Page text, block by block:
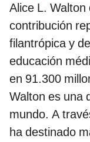
Alice L.
contribución
filantrópica y
educación
en 91.300
Walton es una
mundo. A
ha destinado